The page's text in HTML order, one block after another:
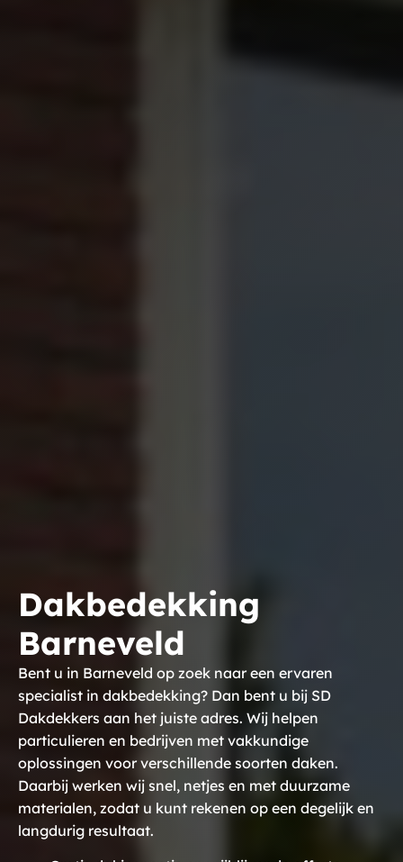
Dakbedekking
Barneveld
Bent u in Barneveld op zoek naar een ervaren
specialist in dakbedekking? Dan bent u bij SD
Dakdekkers aan het juiste adres. Wij helpen
particulieren en bedrijven met vakkundige
oplossingen voor verschillende soorten daken.
Daarbij werken wij snel, netjes en met duurzame
materialen, zodat u kunt rekenen op een degelijk en
langdurig resultaat.